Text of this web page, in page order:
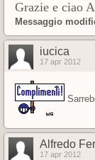
Grazie e ciao
Messaggio
iucica
17 apr 2012
Alfredo
17 apr 2012